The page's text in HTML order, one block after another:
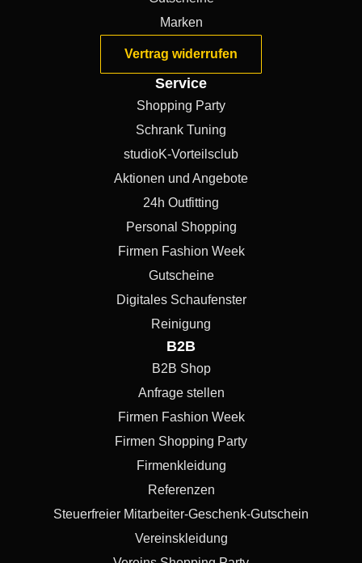
Marken
Vertrag widerrufen
Service
Shopping Party
Schrank Tuning
studioK-Vorteilsclub
Aktionen und Angebote
24h Outfitting
Personal Shopping
Firmen Fashion Week
Gutscheine
Digitales Schaufenster
Reinigung
B2B
B2B Shop
Anfrage stellen
Firmen Fashion Week
Firmen Shopping Party
Firmenkleidung
Referenzen
Steuerfreier Mitarbeiter-Geschenk-Gutschein
Vereinskleidung